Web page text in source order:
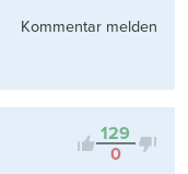
Kommentar melden
129
0